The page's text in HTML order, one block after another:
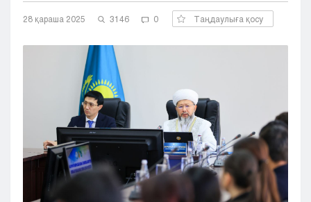
Кызылорда
Павлодар
Усть-Каменогорск
Шымкент
28 қараша 2025 3146 0 Таңдаулыға қосу